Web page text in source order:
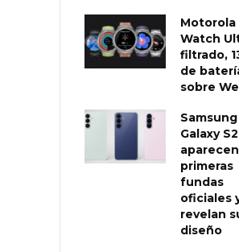
Motorola
Watch
filtrado,
de
sobre
Samsung
Galaxy
primeras
fundas
oficiales
revelan
diseño